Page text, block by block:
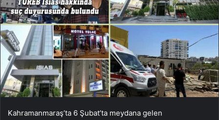
Kahramanmaraş’ta 6 Şubat’ta meydana gelen